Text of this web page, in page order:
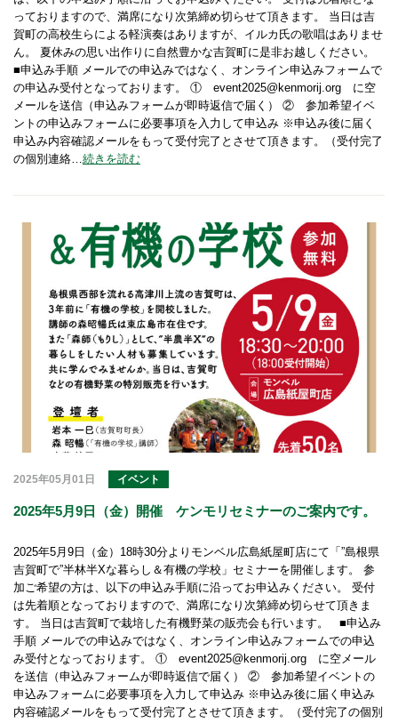
っておりますので、満席になり次第締め切らせて頂きます。 当日は吉
賀町の高校生らによる軽演奏はありますが、イルカ氏の歌唱はありませ
ん。 夏休みの思い出作りに自然豊かな吉賀町に是非お越しください。
■申込み手順 メールでの申込みではなく、オンライン申込みフォームで
の申込み受付となっております。 ① event2025@kenmorij.org に空
メールを送信（申込みフォームが即時返信で届く） ② 参加希望イベ
ントの申込みフォームに必要事項を入力して申込み ※申込み後に届く
申込み内容確認メールをもって受付完了とさせて頂きます。（受付完了
の個別連絡…続きを読む
2025年05月01日 イベント
2025年5月9日（金）開催 ケンモリセミナーのご案内です。
2025年5月9日（金）18時30分よりモンベル広島紙屋町店にて「”島根県
吉賀町で”半林半Xな暮らし＆有機の学校」セミナーを開催します。 参
加ご希望の方は、以下の申込み手順に沿ってお申込みください。 受付
は先着順となっておりますので、満席になり次第締め切らせて頂きま
す。 当日は吉賀町で栽培した有機野菜の販売会も行います。 ■申込み
手順 メールでの申込みではなく、オンライン申込みフォームでの申込
み受付となっております。 ① event2025@kenmorij.org に空メール
を送信（申込みフォームが即時返信で届く） ② 参加希望イベントの
申込みフォームに必要事項を入力して申込み ※申込み後に届く申込み
内容確認メールをもって受付完了とさせて頂きます。（受付完了の個別